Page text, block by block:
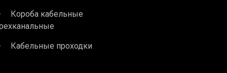
Короба кабельные
Кабельные проходки